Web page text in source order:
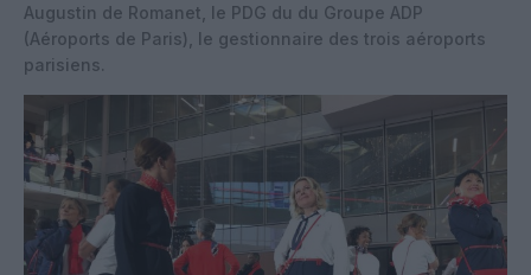
Augustin de Romanet, le PDG du du Groupe ADP
(Aéroports de Paris), le gestionnaire des trois aéroports
parisiens.